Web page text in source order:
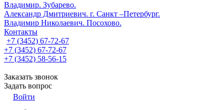
Владимир. Зубарево.
Александр Дмитриевич. г. Санкт –Петербург.
Владимир Николаевич. Посохово.
Контакты
+7 (3452) 67-72-67
+7 (3452) 67-72-67
+7 (3452) 58-56-15
Заказать звонок
Задать вопрос
Войти